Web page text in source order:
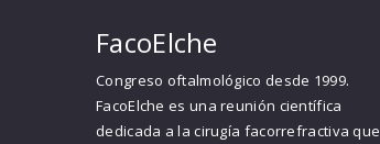
FacoElche
Congreso oftalmológico desde 1999.
FacoElche es una reunión científica
dedicada a la cirugía facorrefractiva que